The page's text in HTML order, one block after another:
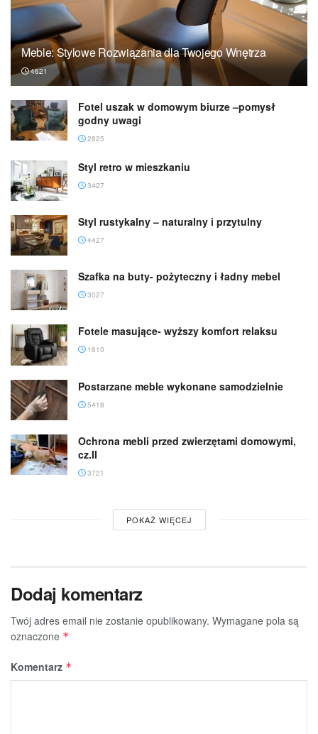
Meble: Stylowe Rozwiązania dla Twojego Wnętrza
4621
Fotel uszak w domowym biurze –pomysł
godny uwagi
2825
Styl retro w mieszkaniu
3427
Styl rustykalny – naturalny i przytulny
4427
Szafka na buty- pożyteczny i ładny mebel
3027
Fotele masujące- wyższy komfort relaksu
1610
Postarzane meble wykonane samodzielnie
5418
Ochrona mebli przed zwierzętami domowymi,
cz.II
3721
POKAŻ WIĘCEJ
Dodaj komentarz
Twój adres email nie zostanie opublikowany. Wymagane pola są
oznaczone *
Komentarz *